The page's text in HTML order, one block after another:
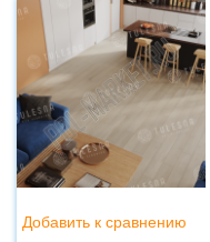
Добавить к сравнению